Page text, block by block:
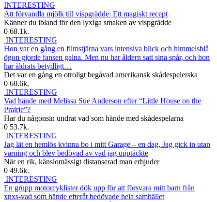
INTERESTING
Att förvandla mjölk till vispgrädde: Ett magiskt recept
Känner du ibland för den lyxiga smaken av vispgrädde
0 68.1k.
INTERESTING
Hon var en gång en filmstjärna vars intensiva blick och himmelsblå
ögon gjorde fansen galna. Men nu har åldern satt sina spår, och hon
har åldrats betydligt…
Det var en gång en otroligt begåvad amerikansk skådespelerska
0 60.6k.
INTERESTING
Vad hände med Melissa Sue Anderson efter “Little House on the
Prairie”?
Har du någonsin undrat vad som hände med skådespelarna
0 53.7k.
INTERESTING
Jag lät en hemlös kvinna bo i mitt Garage – en dag, Jag gick in utan
varning och blev bedövad av vad jag upptäckte
När en rik, känslomässigt distanserad man erbjuder
0 49.6k.
INTERESTING
En grupp motorcyklister dök upp för att försvara mitt barn från
xnxs-vad som hände efteråt bedövade hela samhället